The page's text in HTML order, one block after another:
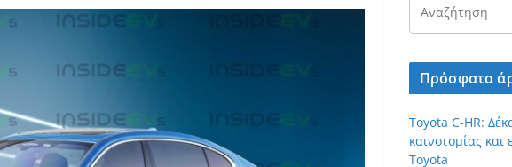
Πρόσφατα
Toyota C-HR:
καινοτομίας
Toyota